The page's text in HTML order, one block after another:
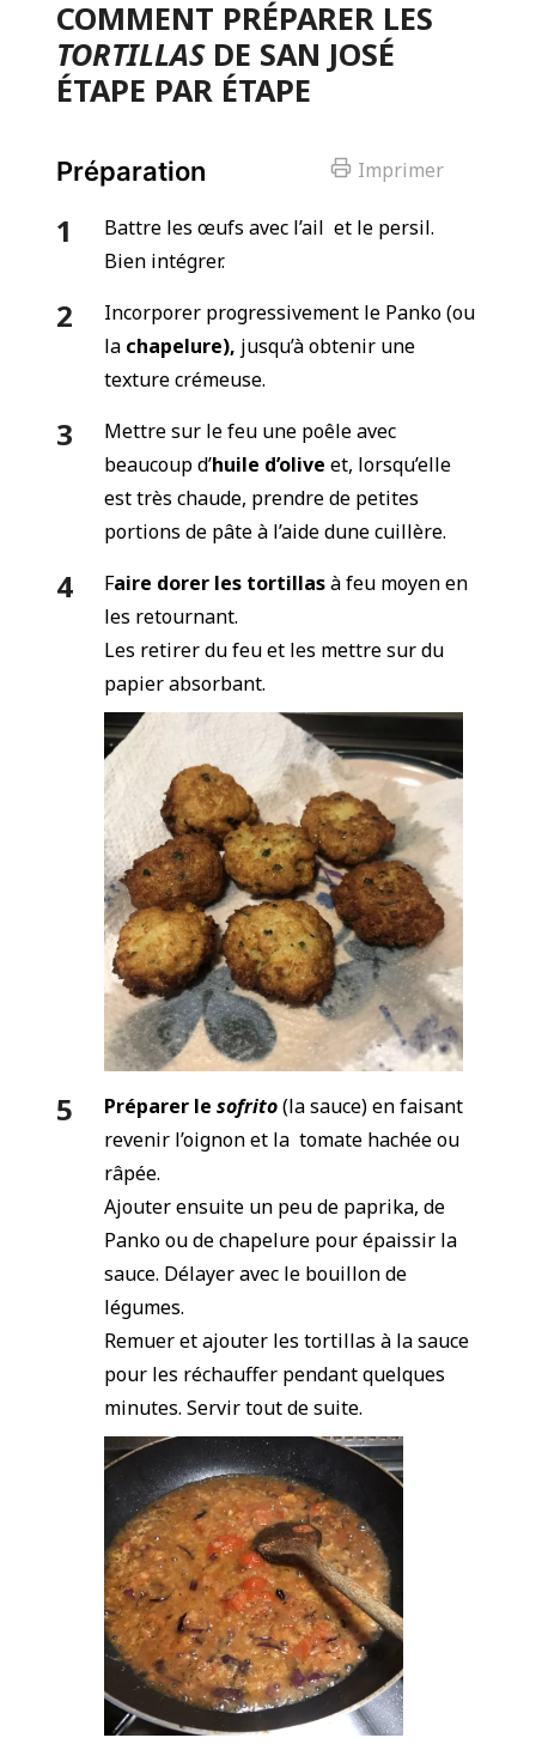
COMMENT PRÉPARER LES
TORTILLASDE SAN JOSÉ
ÉTAPE PAR ÉTAPE
Imprimer
Préparation
Battre les œufs avec l’ail et le persil.
Bien intégrer.
Incorporer progressivement le Panko (ou
la chapelure), jusqu’à obtenir une
texture crémeuse.
Mettre sur le feu une poêle avec
beaucoup d’huile d’oliveet, lorsqu’elle
est très chaude, prendre de petites
portions de pâte à l’aide dune cuillère.
Faire dorer les tortillasà feu moyen en
les retournant.
Les retirer du feu et les mettre sur du
papier absorbant.
Préparer lesofrito(la sauce) en faisant
revenir l’oignon et la tomate hachée ou
râpée.
Ajouter ensuite un peu de paprika, de
Panko ou de chapelure pour épaissir la
sauce. Délayer avec le bouillon de
légumes.
Remuer et ajouter les tortillas à la sauce
pour les réchauffer pendant quelques
minutes. Servir tout de suite.